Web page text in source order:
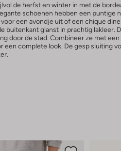
de herfst en winter in met de
schoenen hebben een puntige
een avondje uit of een chique
buitenkant glanst in prachtig lakleer.
door de stad. Combineer ze met
een complete look. De gesp sluiting